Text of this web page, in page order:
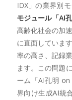
IDX」の業界別モ
モジュール「AI
高齢化社会の加
に直面していま
率の高さ、記録
ます。この問題
ーム「AI孔明
界向け生成AI統